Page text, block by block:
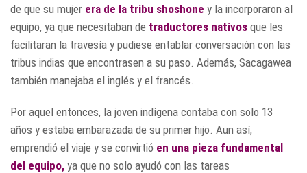
de que su mujer era de la tribu shoshone y la incorporaron al
equipo, ya que necesitaban de traductores nativos que les
facilitaran la travesía y pudiese entablar conversación con las
tribus indias que encontrasen a su paso. Además, Sacagawea
también manejaba el inglés y el francés.
Por aquel entonces, la joven indígena contaba con solo 13
años y estaba embarazada de su primer hijo. Aun así,
emprendió el viaje y se convirtió en una pieza fundamental
del equipo, ya que no solo ayudó con las tareas